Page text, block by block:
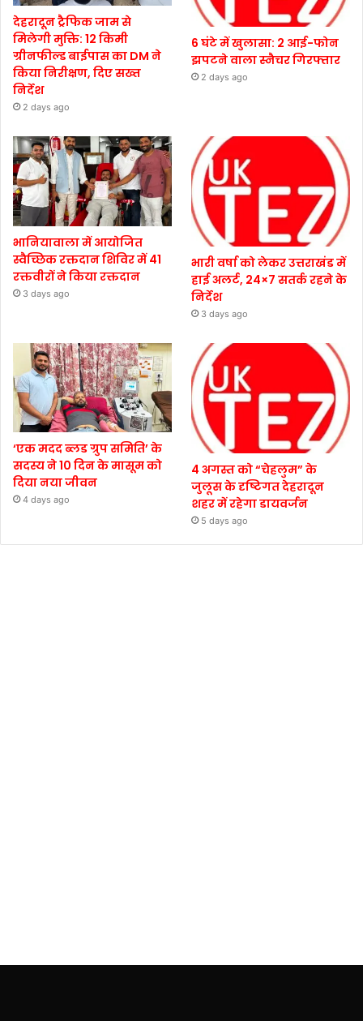
देहरादून ट्रैफिक जाम से
मिलेगी मुक्ति: 12 किमी
ग्रीनफील्ड बाईपास का DM ने
किया निरीक्षण, दिए सख्त
निर्देश
2 days ago
6 घंटे में खुलासा: 2 आई-फोन
झपटने वाला स्नैचर गिरफ्तार
2 days ago
भानियावाला में आयोजित
स्वैच्छिक रक्तदान शिविर में 41
रक्तवीरों ने किया रक्तदान
3 days ago
भारी वर्षा को लेकर उत्तराखंड में
हाई अलर्ट, 24×7 सतर्क रहने के
निर्देश
3 days ago
‘एक मदद ब्लड ग्रुप समिति’ के
सदस्य ने 10 दिन के मासूम को
दिया नया जीवन
4 days ago
4 अगस्त को “चेहलुम” के
जुलूस के दृष्टिगत देहरादून
शहर में रहेगा डायवर्जन
5 days ago